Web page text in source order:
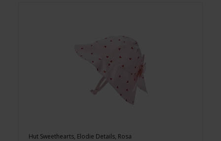
Hut Sweethearts, Elodie Details, Rosa